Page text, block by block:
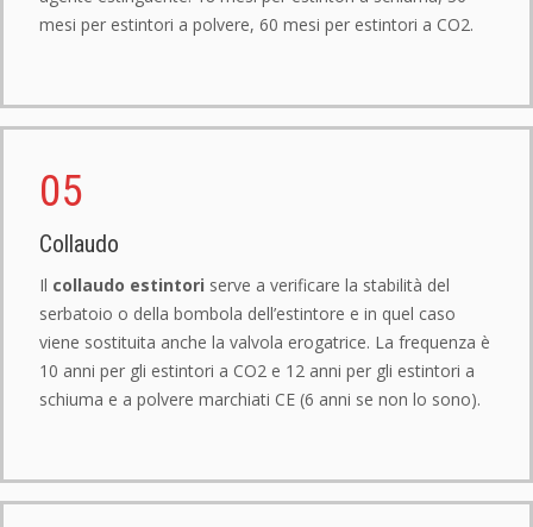
mesi per estintori a polvere, 60 mesi per estintori a CO2.
05
Collaudo
Il collaudo estintori serve a verificare la stabilità del
serbatoio o della bombola dell’estintore e in quel caso
viene sostituita anche la valvola erogatrice. La frequenza è
10 anni per gli estintori a CO2 e 12 anni per gli estintori a
schiuma e a polvere marchiati CE (6 anni se non lo sono).